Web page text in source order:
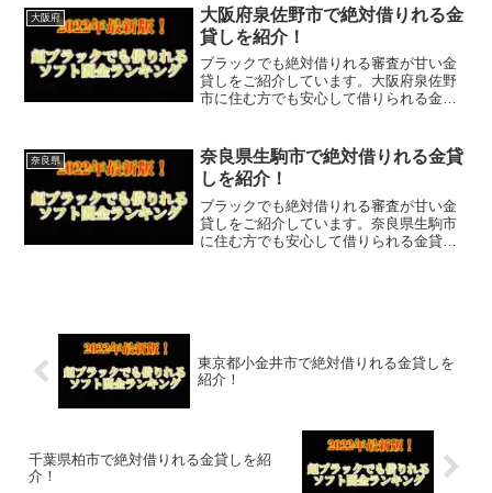
はなく、国または広島県三原市で貸金業
登録をしている正規の金貸し...
大阪府
大阪府泉佐野市で絶対借りれる金
貸しを紹介！
ブラックでも絶対借りれる審査が甘い金
貸しをご紹介しています。大阪府泉佐野
市に住む方でも安心して借りられる金貸
はなく、国または大阪府泉佐野市で貸金
業登録をしている正規の金...
奈良県
奈良県生駒市で絶対借りれる金貸
しを紹介！
ブラックでも絶対借りれる審査が甘い金
貸しをご紹介しています。奈良県生駒市
に住む方でも安心して借りられる金貸し
東京都小金井市で絶対借りれる金貸しを
紹介！
千葉県柏市で絶対借りれる金貸しを紹
介！